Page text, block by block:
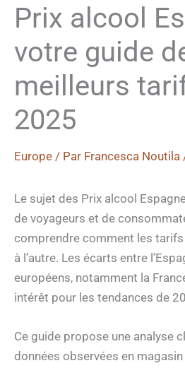
Prix alcool
votre guide
meilleurs
2025
Europe / Par Francesca Noutila
Le sujet des Prix alcool
de voyageurs et de
comprendre comment les tarifs
à l’autre. Les écarts entre
européens, notamment la
intérêt pour les tendances de
Ce guide propose une analyse
données observées en